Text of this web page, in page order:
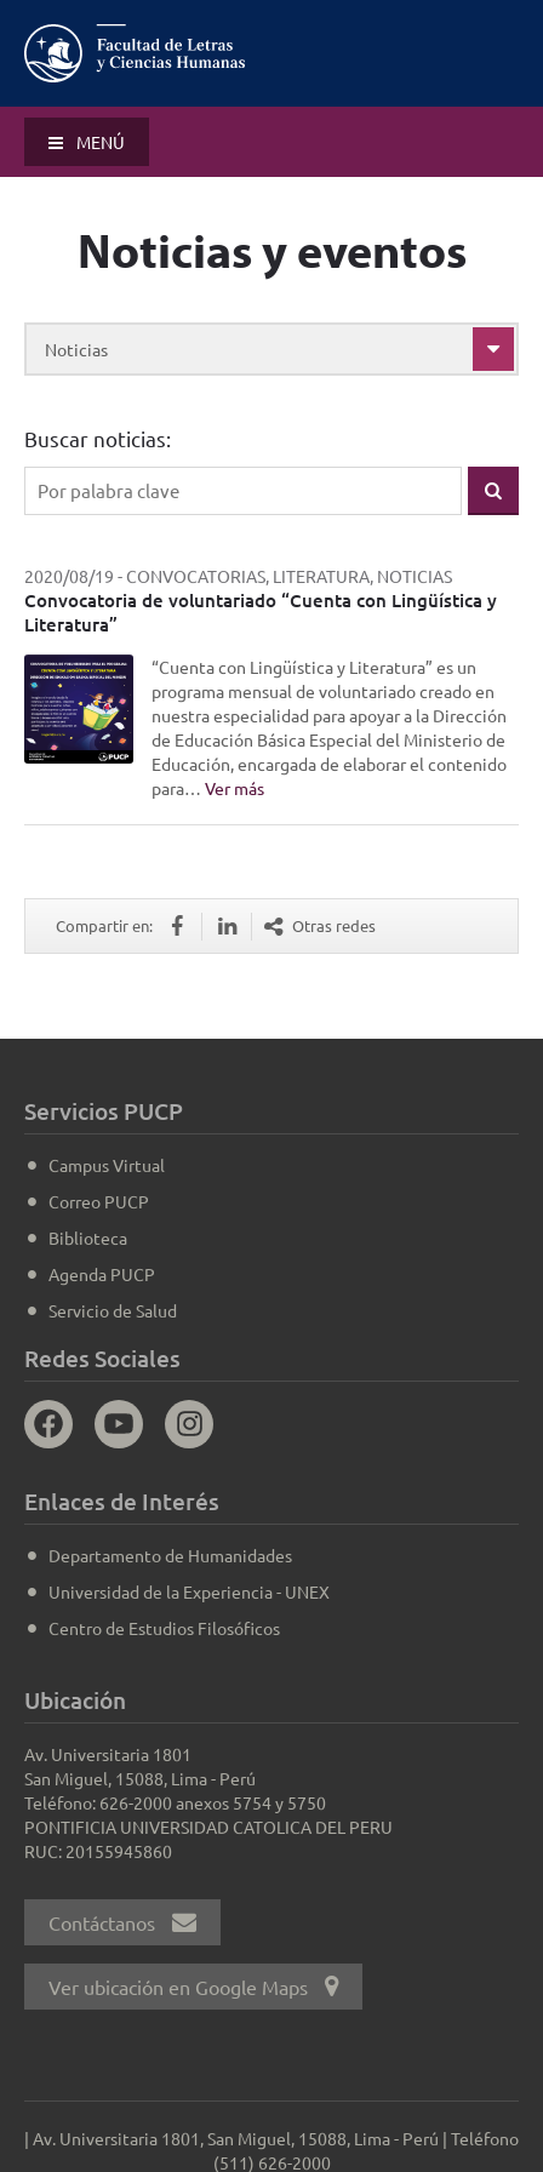
MENÚ
Noticias y eventos
Noticias
Buscar noticias:
2020/08/19 - CONVOCATORIAS, LITERATURA, NOTICIAS
Convocatoria de voluntariado “Cuenta con Lingüística y
Literatura”
“Cuenta con Lingüística y Literatura” es un
programa mensual de voluntariado creado en
nuestra especialidad para apoyar a la Dirección
de Educación Básica Especial del Ministerio de
Educación, encargada de elaborar el contenido
para… Ver más
Compartir en: Otras redes
Servicios PUCP
Campus Virtual
Correo PUCP
Biblioteca
Agenda PUCP
Servicio de Salud
Redes Sociales
Enlaces de Interés
Departamento de Humanidades
Universidad de la Experiencia - UNEX
Centro de Estudios Filosóficos
Ubicación
Av. Universitaria 1801
San Miguel, 15088, Lima - Perú
Teléfono: 626-2000 anexos 5754 y 5750
PONTIFICIA UNIVERSIDAD CATOLICA DEL PERU
RUC: 20155945860
Contáctanos
Ver ubicación en Google Maps
| Av. Universitaria 1801, San Miguel, 15088, Lima - Perú | Teléfono
(511) 626-2000